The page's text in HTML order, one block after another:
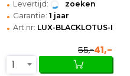
• Levertijd: zoeken
• Garantie: 1 jaar
• Art.nr: LUX-BLACKLOTUS-PDP1
55,-41,-
1